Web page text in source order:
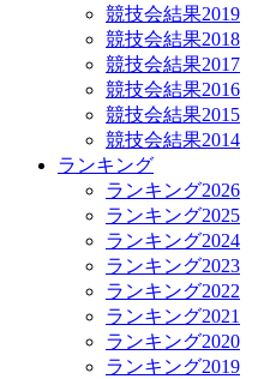
競技会結果2019
競技会結果2018
競技会結果2017
競技会結果2016
競技会結果2015
競技会結果2014
ランキング
ランキング2026
ランキング2025
ランキング2024
ランキング2023
ランキング2022
ランキング2021
ランキング2020
ランキング2019